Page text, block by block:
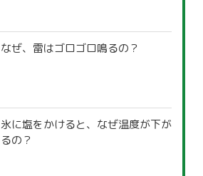
なぜ、雷はゴロゴロ鳴るの？
氷に塩をかけると、なぜ温度が下が
るの？